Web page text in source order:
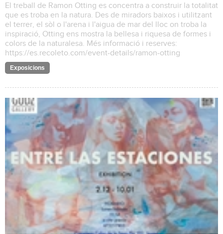
El treball de Ramon Otting es concentra a construir la totalitat
que es troba en la natura. Des de miradors baixos i utilitzant
el terrer, el sòl o l'arena i l'aigua de mar del lloc on troba la
inspiració, Otting ens mostra la bellesa i riquesa de formes i
colors de la naturalesa. Més informació i reserves:
https://es.recoleto.com/event-details/ramon-otting
Exposicions